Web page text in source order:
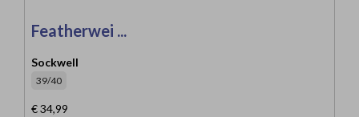
Featherwei ...
Sockwell
39/40
€ 34,99